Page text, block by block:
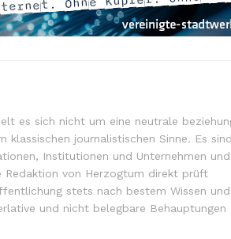
es sich nicht um eine neutrale
klassischen journalistischen Sinne. Es
Institutionen und Unternehmen
Redaktion von Herzogtum direkt prüft
stets nach bestem Wissen
und nicht belegbare Behauptungen